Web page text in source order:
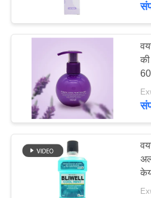
बारे
कारखाना
भ्रमण
गुणवत्ता
दांत सफेद
टूथपेस्ट
फलों का
60